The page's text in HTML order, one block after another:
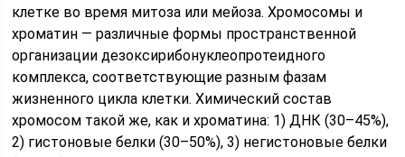
клетке во время митоза или мейоза. Хромосомы и
хроматин — различные формы пространственной
организации дезоксирибонуклеопротеидного
комплекса, соответствующие разным фазам
жизненного цикла клетки. Химический состав
хромосом такой же, как и хроматина: 1) ДНК (30–45%),
2) гистоновые белки (30–50%), 3) негистоновые белки